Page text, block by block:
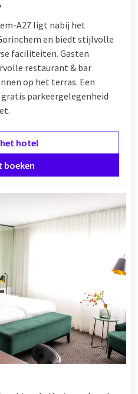
A27 ligt nabij het
en biedt stijlvolle
faciliteiten. Gasten
restaurant & bar
op het terras. Een
parkeergelegenheid
hotel
boeken